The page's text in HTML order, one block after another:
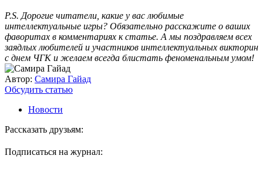
P.S. Дорогие читатели, какие у вас любимые
интеллектуальные игры? Обязательно расскажите о ваших
фаворитах в комментариях к статье. А мы поздравляем всех
заядлых любителей и участников интеллектуальных викторин
с днем ЧГК и желаем всегда блистать феноменальным умом!
Автор: Самира Гайад
Обсудить статью
Новости
Рассказать друзьям:
Подписаться на журнал: